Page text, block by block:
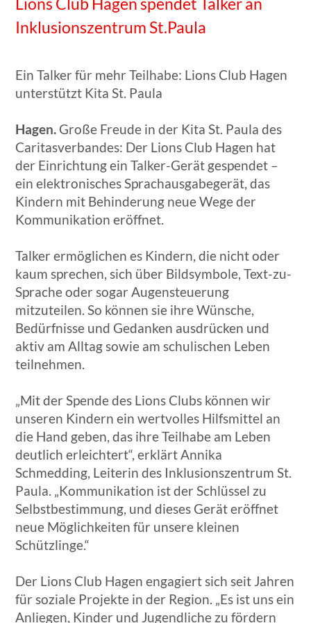
Inklusionszentrum St.Paula
Ein Talker für mehr Teilhabe: Lions Club Hagen
unterstützt Kita St. Paula
Hagen. Große Freude in der Kita St. Paula des
Caritasverbandes: Der Lions Club Hagen hat
der Einrichtung ein Talker-Gerät gespendet –
ein elektronisches Sprachausgabegerät, das
Kindern mit Behinderung neue Wege der
Kommunikation eröffnet.
Talker ermöglichen es Kindern, die nicht oder
kaum sprechen, sich über Bildsymbole, Text-zu-
Sprache oder sogar Augensteuerung
mitzuteilen. So können sie ihre Wünsche,
Bedürfnisse und Gedanken ausdrücken und
aktiv am Alltag sowie am schulischen Leben
teilnehmen.
„Mit der Spende des Lions Clubs können wir
unseren Kindern ein wertvolles Hilfsmittel an
die Hand geben, das ihre Teilhabe am Leben
deutlich erleichtert“, erklärt Annika
Schmedding, Leiterin des Inklusionszentrum St.
Paula. „Kommunikation ist der Schlüssel zu
Selbstbestimmung, und dieses Gerät eröffnet
neue Möglichkeiten für unsere kleinen
Schützlinge.“
Der Lions Club Hagen engagiert sich seit Jahren
für soziale Projekte in der Region. „Es ist uns ein
Anliegen, Kinder und Jugendliche zu fördern